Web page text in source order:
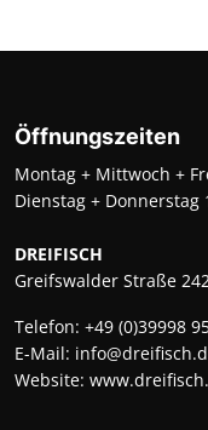
Öffnungszeiten
Montag + Mittwoch +
Dienstag + Donnerstag
DREIFISCH
Greifswalder Straße
Telefon: +49 (0)39998
E-Mail:
Website: